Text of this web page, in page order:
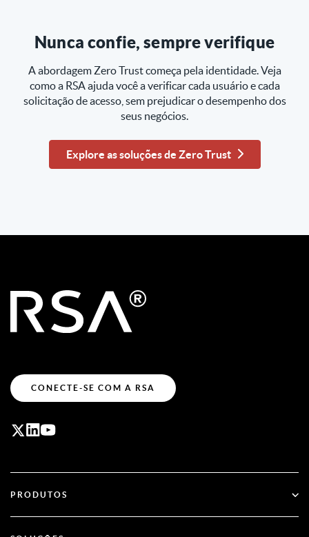
Nunca confie, sempre verifique
A abordagem Zero Trust começa pela identidade. Veja
como a RSA ajuda você a verificar cada usuário e cada
solicitação de acesso, sem prejudicar o desempenho dos
seus negócios.
Explore as soluções de Zero Trust
CONECTE-SE COM A RSA
PRODUTOS